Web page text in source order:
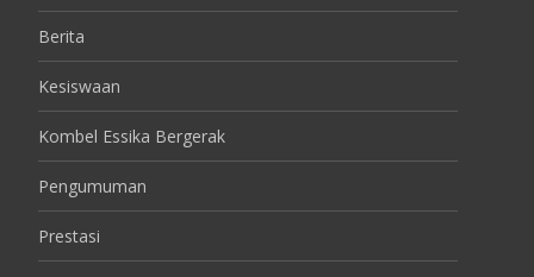
Berita
Kesiswaan
Kombel Essika Bergerak
Pengumuman
Prestasi